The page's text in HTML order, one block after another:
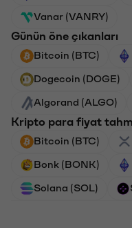
Vanar (VANRY)
Günün öne çıkanları
Bitcoin (BTC)
Dogecoin (DOGE)
Algorand (ALGO)
Kripto para fiyat
Bitcoin (BTC)
Bonk (BONK)
Solana (SOL)